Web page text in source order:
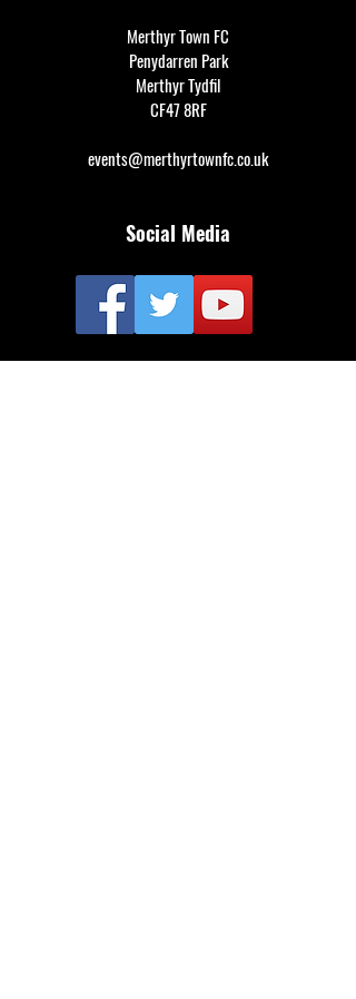
Merthyr Town FC
Penydarren Park
Merthyr Tydfil
CF47 8RF
events@merthyrtownfc.co.uk
Social Media